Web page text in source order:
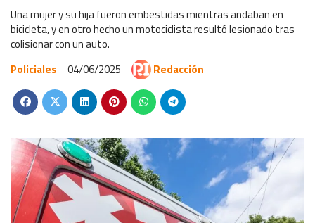
Una mujer y su hija fueron embestidas mientras andaban en
bicicleta, y en otro hecho un motociclista resultó lesionado tras
colisionar con un auto.
Policiales
04/06/2025 Redacción